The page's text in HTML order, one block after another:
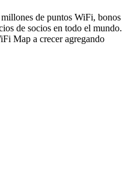
de puntos WiFi, bonos
de socios en todo el mundo.
Map a crecer agregando